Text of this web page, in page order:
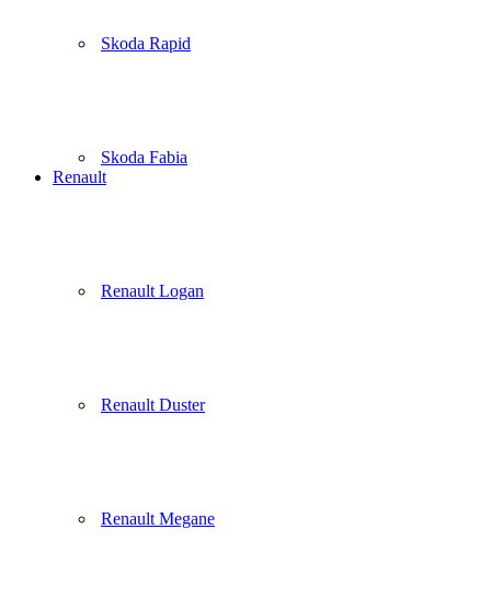
Skoda Rapid
Skoda Fabia
Renault
Renault Logan
Renault Duster
Renault Megane